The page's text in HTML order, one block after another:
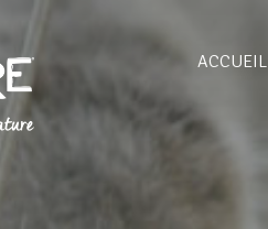
ACCUEIL